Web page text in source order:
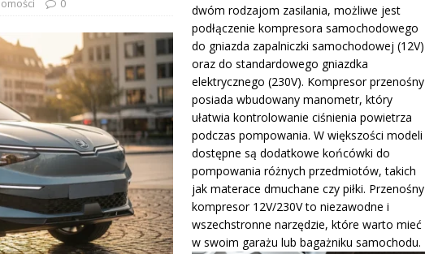
– osiągi, wersje silnikowe i pierwsze wrażenia z jazdy testowej
0
dwóm rodzajom zasilania, możliwe jest
podłączenie kompresora samochodowego
do gniazda zapalniczki samochodowej (12V)
oraz do standardowego gniazdka
elektrycznego (230V). Kompresor przenośny
posiada wbudowany manometr, który
ułatwia kontrolowanie ciśnienia powietrza
podczas pompowania. W większości modeli
dostępne są dodatkowe końcówki do
pompowania różnych przedmiotów, takich
jak materace dmuchane czy piłki. Przenośny
kompresor 12V/230V to niezawodne i
wszechstronne narzędzie, które warto mieć
w swoim garażu lub bagażniku samochodu.